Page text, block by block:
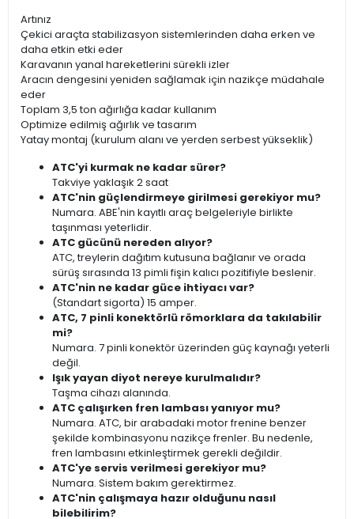
Artınız
Çekici araçta stabilizasyon sistemlerinden daha erken ve
daha etkin etki eder
Karavanın yanal hareketlerini sürekli izler
Aracın dengesini yeniden sağlamak için nazikçe müdahale
eder
Toplam 3,5 ton ağırlığa kadar kullanım
Optimize edilmiş ağırlık ve tasarım
Yatay montaj (kurulum alanı ve yerden serbest yükseklik)
ATC'yi kurmak ne kadar sürer?
Takviye yaklaşık 2 saat
ATC'nin güçlendirmeye girilmesi gerekiyor mu?
Numara. ABE'nin kayıtlı araç belgeleriyle birlikte
taşınması yeterlidir.
ATC gücünü nereden alıyor?
ATC, treylerin dağıtım kutusuna bağlanır ve orada
sürüş sırasında 13 pimli fişin kalıcı pozitifiyle beslenir.
ATC'nin ne kadar güce ihtiyacı var?
(Standart sigorta) 15 amper.
ATC, 7 pinli konektörlü römorklara da takılabilir
mi?
Numara. 7 pinli konektör üzerinden güç kaynağı yeterli
değil.
Işık yayan diyot nereye kurulmalıdır?
Taşma cihazı alanında.
ATC çalışırken fren lambası yanıyor mu?
Numara. ATC, bir arabadaki motor frenine benzer
şekilde kombinasyonu nazikçe frenler. Bu nedenle,
fren lambasını etkinleştirmek gerekli değildir.
ATC'ye servis verilmesi gerekiyor mu?
Numara. Sistem bakım gerektirmez.
ATC'nin çalışmaya hazır olduğunu nasıl
bilebilirim?